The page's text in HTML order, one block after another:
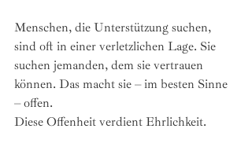
Menschen, die Unterstützung suchen,
sind oft in einer verletzlichen Lage. Sie
suchen jemanden, dem sie vertrauen
können. Das macht sie – im besten Sinne
– offen.
Diese Offenheit verdient Ehrlichkeit.